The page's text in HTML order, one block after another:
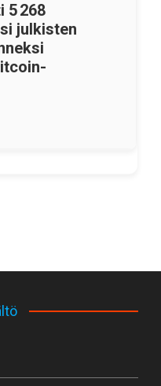
5 268
julkisten